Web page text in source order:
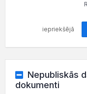
iepriekšējā
Nepubliskās
dokumenti